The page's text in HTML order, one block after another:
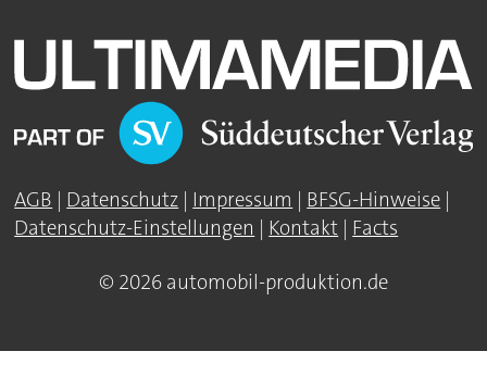
AGB | Datenschutz | Impressum | BFSG-Hinweise |
Datenschutz-Einstellungen | Kontakt | Facts
© 2026 automobil-produktion.de